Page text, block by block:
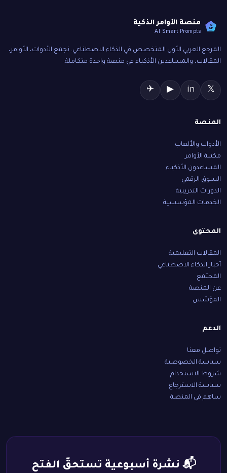
AI
SP
منصة الأوامر الذكية
AI Smart Prompts
المرجع العربي الأول المتخصص في الذكاء الاصطناعي. نجمع الأدوات، الأوامر،
المقالات، والمساعدين الأذكياء في منصة واحدة متكاملة.
𝕏
in
▶
✈
المنصة
الأدوات والألعاب
مكتبة الأوامر
المساعدون الأذكياء
السوق الرقمي
الدورات التدريبية
الخدمات المؤسسية
المحتوى
المقالات التعليمية
أخبار الذكاء الاصطناعي
المجتمع
عن المنصة
المؤسّس
الدعم
تواصل معنا
سياسة الخصوصية
شروط الاستخدام
سياسة الاسترجاع
ساهم في المنصة
📬 نشرة أسبوعية تستحقّ الفتح